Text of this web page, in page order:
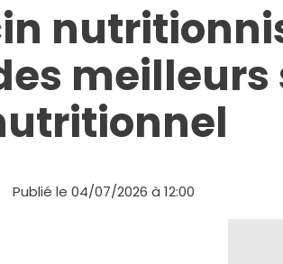
Publié le 04/07/2026 à 12:00